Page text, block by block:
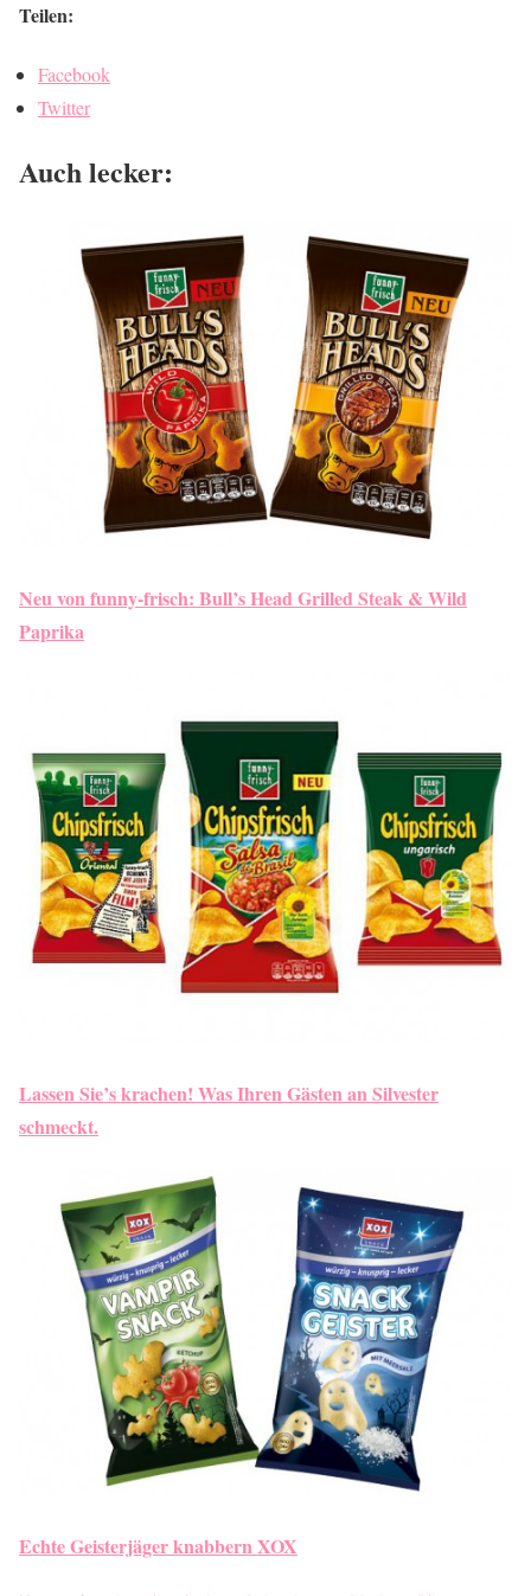
Teilen:
Facebook
Twitter
Auch lecker:
Neu von funny-frisch: Bull’s Head Grilled Steak & Wild
Paprika
Lassen Sie’s krachen! Was Ihren Gästen an Silvester
schmeckt.
Echte Geisterjäger knabbern XOX